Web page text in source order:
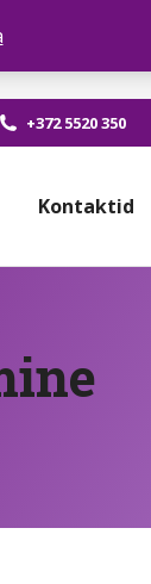
+372 5520 350
Kontaktid